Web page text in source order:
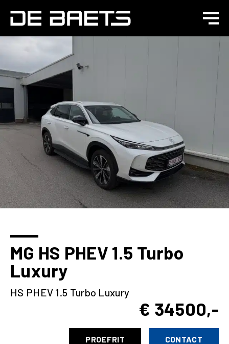
MG HS PHEV 1.5 Turbo
Luxury
HS PHEV 1.5 Turbo Luxury
€ 34500,-
PROEFRIT CONTACT